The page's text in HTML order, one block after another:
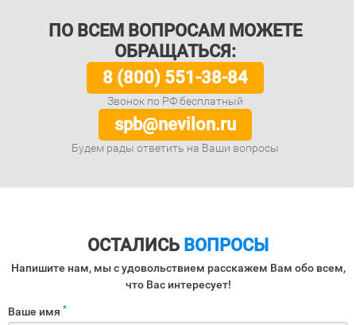
ПО ВСЕМ ВОПРОСАМ МОЖЕТЕ
ОБРАЩАТЬСЯ:
8 (800) 551-38-84
Звонок по РФ бесплатный
spb@nevilon.ru
Будем рады ответить на Ваши вопросы
ОСТАЛИСЬ ВОПРОСЫ
Напишите нам, мы с удовольствием расскажем Вам обо всем,
что Вас интересует!
Ваше имя *